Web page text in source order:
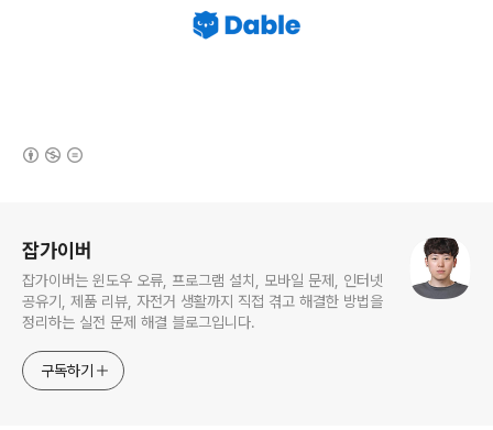
잡가이버
잡가이버는 윈도우 오류, 프로그램 설치, 모바일 문제, 인터넷
공유기, 제품 리뷰, 자전거 생활까지 직접 겪고 해결한 방법을
정리하는 실전 문제 해결 블로그입니다.
구독하기